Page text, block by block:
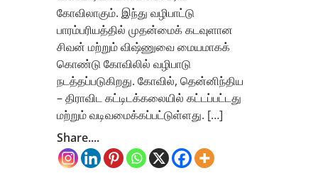
கோவிலாகும். இந்து வழிபாட்டு
பாரம்பரியத்தில் முதன்மைக் கடவுளான
சிவன் மற்றும் விஷ்ணுவை மையமாகக்
கொண்டு கோவிலில் வழிபாடு
நடத்தப்படுகிறது. கோவில், தென்னிந்திய
– திராவிட கட்டிடக்கலையில் கட்டப்பட்டது
மற்றும் வடிவமைக்கப்பட்டுள்ளது. […]
Share....